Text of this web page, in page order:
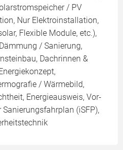
/ PV
Nur Elektroinstallation,
Flexible Module, etc.),
/ Sanierung,
Dachrinnen &
/ Wärmebild,
Energieausweis, Vor-
(iSFP),